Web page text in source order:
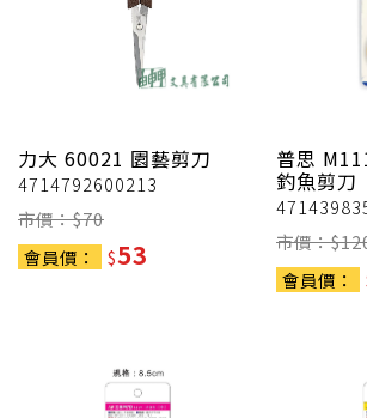
力大 60021 園藝剪刀
4714792600213
市價：$70
會員價：
$53
普思
釣魚剪刀
市價：$
會員價：